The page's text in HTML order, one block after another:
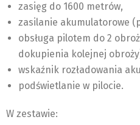
zasięg do 1600 metrów,
zasilanie akumulatorowe
obsługa pilotem do 2
dokupienia kolejnej
wskaźnik rozładowania
podświetlanie w pilocie.
W zestawie: